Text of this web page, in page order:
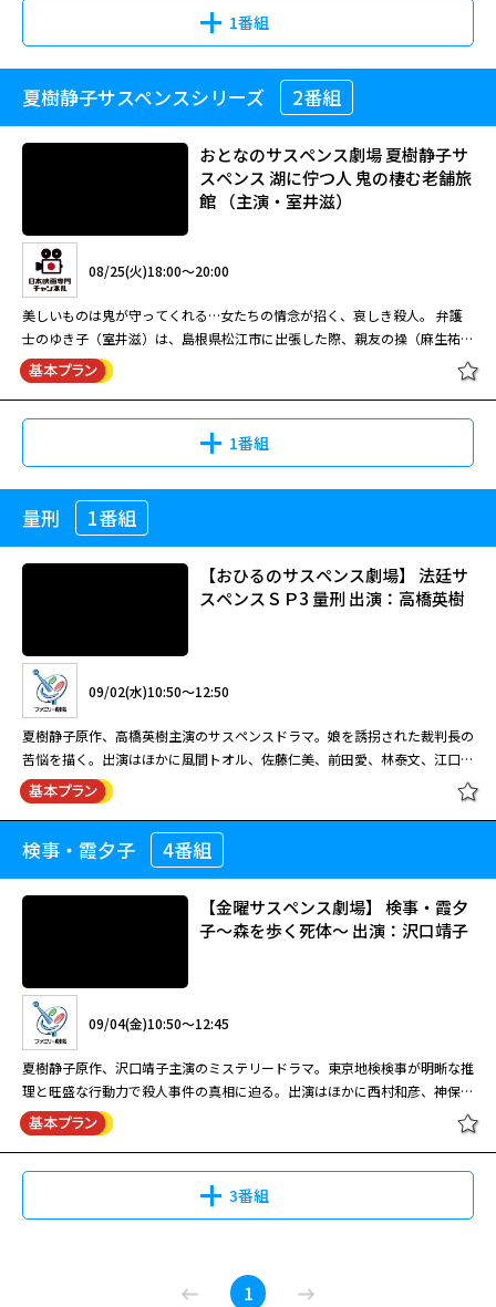
晴菜のもう一人の不倫相手が現れ、事件は意外な方向へ。タマミは事務所の
所長・塔之木善隆（古谷一行）やアシスタントの椎名麻衣子（山田麻衣子）
1番組
夏樹静子サスペンス 見えない貌 イソ
ベン・里村タマミの事件簿
08/24(月)19:00～20:55
沢口靖子主演のサスペンスドラマ。敏腕弁護士が殺人事件の真相に迫る。出
演はほかに古谷一行、山田麻衣子、筒井真理子、岡本麗。 里村タマミ（沢
口靖子）は法律事務所に雇われている弁護士、通称「イソベン」。ある日、
ダム湖に専業主婦・溝口晴菜（石原あつ美）の死体が上がる。タマミは晴菜
の不倫相手でフリーライターの真田智一（松田賢二）の弁護を担当。だが、
晴菜のもう一人の不倫相手が現れ、事件は意外な方向へ。タマミは事務所の
所長・塔之木善隆（古谷一行）やアシスタントの椎名麻衣子（山田麻衣子）
の協力を得て真相の究明を進めるが・・・。
ン・里村タマミの事件簿～
08/25(火)19:05～21:00
沢口靖子主演のサスペンスドラマ第２弾。敏腕弁護士が殺人事件の真相に迫
称「イソベン」。ある日、タマミは育児ノイローゼから生後３ヶ月のわが子
女は霧ヶ峰に向かい山中を彷徨っていたところを、通りかかった地元の陶芸
家・乾陶子（櫻井淳子）に保護されたという。タマミは助手の正木憲一
（佐々木岳史）と共に陶子の元を訪ねるが・・・。
夏樹静子サスペンスシリーズ 2番組
おとなのサスペンス劇場 夏樹静子サ
スペンス 湖に佇つ人 鬼の棲む老舗旅
館 （主演・室井滋）
08/25(火)18:00～20:00
美しいものは鬼が守ってくれる…女たちの情念が招く、哀しき殺人。 弁護
士のゆき子（室井滋）は、島根県松江市に出張した際、親友の操（麻生祐
未）が嫁いだ老舗旅館「湖月楼」を訪れた。滞在中、操の夫・譲吉（朝倉伸
二）が、多発する通り魔事件の被害に遭い、犯人を返り討ちにした。なん
事件も沖の仕業とされるが…。その直後、ゆき子が通り魔事件の被害に遭
う。真犯人の出現で事件は思わぬ展開を見せる…。
1番組
館 （主演・室井滋）
美しいものは鬼が守ってくれる…女たちの情念が招く、哀しき殺人。 弁護
士のゆき子（室井滋）は、島根県松江市に出張した際、親友の操（麻生祐
未）が嫁いだ老舗旅館「湖月楼」を訪れた。滞在中、操の夫・譲吉（朝倉伸
二）が、多発する通り魔事件の被害に遭い、犯人を返り討ちにした。なん
と、犯人は旅館の常連客で、実業家の沖（冨家規政）と判明。一連の通り魔
事件も沖の仕業とされるが…。その直後、ゆき子が通り魔事件の被害に遭
う。真犯人の出現で事件は思わぬ展開を見せる…。
おとなのサスペンス劇場 夏樹静子サ
スペンス 湖に佇つ人 鬼の棲む老舗旅
館 （主演・室井滋）
09/01(火)18:00～19:55
未）が嫁いだ老舗旅館「湖月楼」を訪れた。滞在中、操の夫・譲吉（朝倉伸
二）が、多発する通り魔事件の被害に遭い、犯人を返り討ちにした。なん
と、犯人は旅館の常連客で、実業家の沖（冨家規政）と判明。一連の通り魔
事件も沖の仕業とされるが…。その直後、ゆき子が通り魔事件の被害に遭
う。真犯人の出現で事件は思わぬ展開を見せる…。
閉じる
量刑 1番組
【おひるのサスペンス劇場】 法廷サ
スペンスＳＰ3 量刑 出演：高橋英樹
09/02(水)10:50～12:50
夏樹静子原作、高橋英樹主演のサスペンスドラマ。娘を誘拐された裁判長の
苦悩を描く。出演はほかに風間トオル、佐藤仁美、前田愛、林泰文、江口の
りこ、柄本明、田山涼成。 東京地裁の裁判官・神谷正義（高橋英樹）は仕
事一筋の真面目な人物。妻に先立たれ一人娘の真理（前田愛）と暮らしてい
るが、父娘の仲は疎遠だった。神谷は一件の母子ひき逃げ殺人事件の裁判を
担当していたが、被告であるOL・上村岬（佐藤仁美）は恋人の守藤秀人
（風間トオル）をかばい、多くを語ろうとしなかった。誰もが神谷が死刑判
決を下すと思っていた矢先、真理が何者かによって誘拐されてしま
【おひるのサスペンス劇場】 法廷サ
スペンスＳＰ3 量刑 出演：高橋英樹
夏樹静子原作、高橋英樹主演のサスペンスドラマ。娘を誘拐された裁判長の
苦悩を描く。出演はほかに風間トオル、佐藤仁美、前田愛、林泰文、江口の
りこ、柄本明、田山涼成。 東京地裁の裁判官・神谷正義（高橋英樹）は仕
事一筋の真面目な人物。妻に先立たれ一人娘の真理（前田愛）と暮らしてい
るが、父娘の仲は疎遠だった。神谷は一件の母子ひき逃げ殺人事件の裁判を
担当していたが、被告であるOL・上村岬（佐藤仁美）は恋人の守藤秀人
（風間トオル）をかばい、多くを語ろうとしなかった。誰もが神谷が死刑判
決を下すと思っていた矢先、真理が何者かによって誘拐されてしま
検事・霞夕子 4番組
【金曜サスペンス劇場】 検事・霞夕
子～森を歩く死体～ 出演：沢口靖子
09/04(金)10:50～12:45
夏樹静子原作、沢口靖子主演のミステリードラマ。東京地検検事が明晰な推
理と旺盛な行動力で殺人事件の真相に迫る。出演はほかに西村和彦、神保悟
志、櫻井淳子、植草克秀。 明晰な推理と旺盛な行動力で真実を追い求める
東京地検検事・霞夕子（沢口靖子）。ある日、歯科医・宗田郁夫（天宮良）
桜木洋一（西村和彦）を伴って現場に現れた夕子だったが、駆けつけた宗田
の従兄弟・長沢章（植草克秀）の姿を見て驚く。偶然にも長沢は夕子の夫の
3番組
【金曜サスペンス劇場】 検事・霞夕
子～森を歩く死体～ 出演：沢口靖子
1